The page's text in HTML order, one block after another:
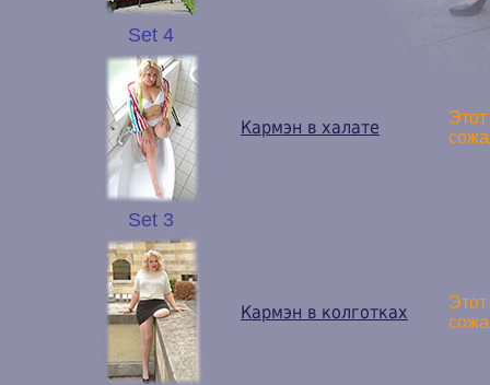
Set 4
Кармэн в халате
Set 3
Кармэн в колготках